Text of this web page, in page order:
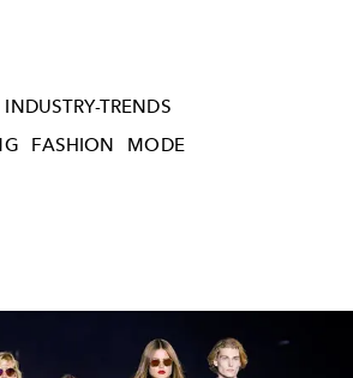
INDUSTRY-TRENDS
FASHION MODE